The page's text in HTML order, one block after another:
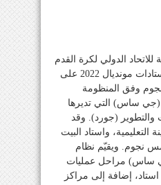
للاتحاد الدولي لكرة القدم
) حصول كل من استادات مونديال 2022 على
وفق المنظومة
(جي ساس) التي تديرها
والتطوير (جورد). وقد
واستاد البيت
نجوم. ويقيّم نظام
ساس) مراحل عمليات
إضافة إلى مراكز